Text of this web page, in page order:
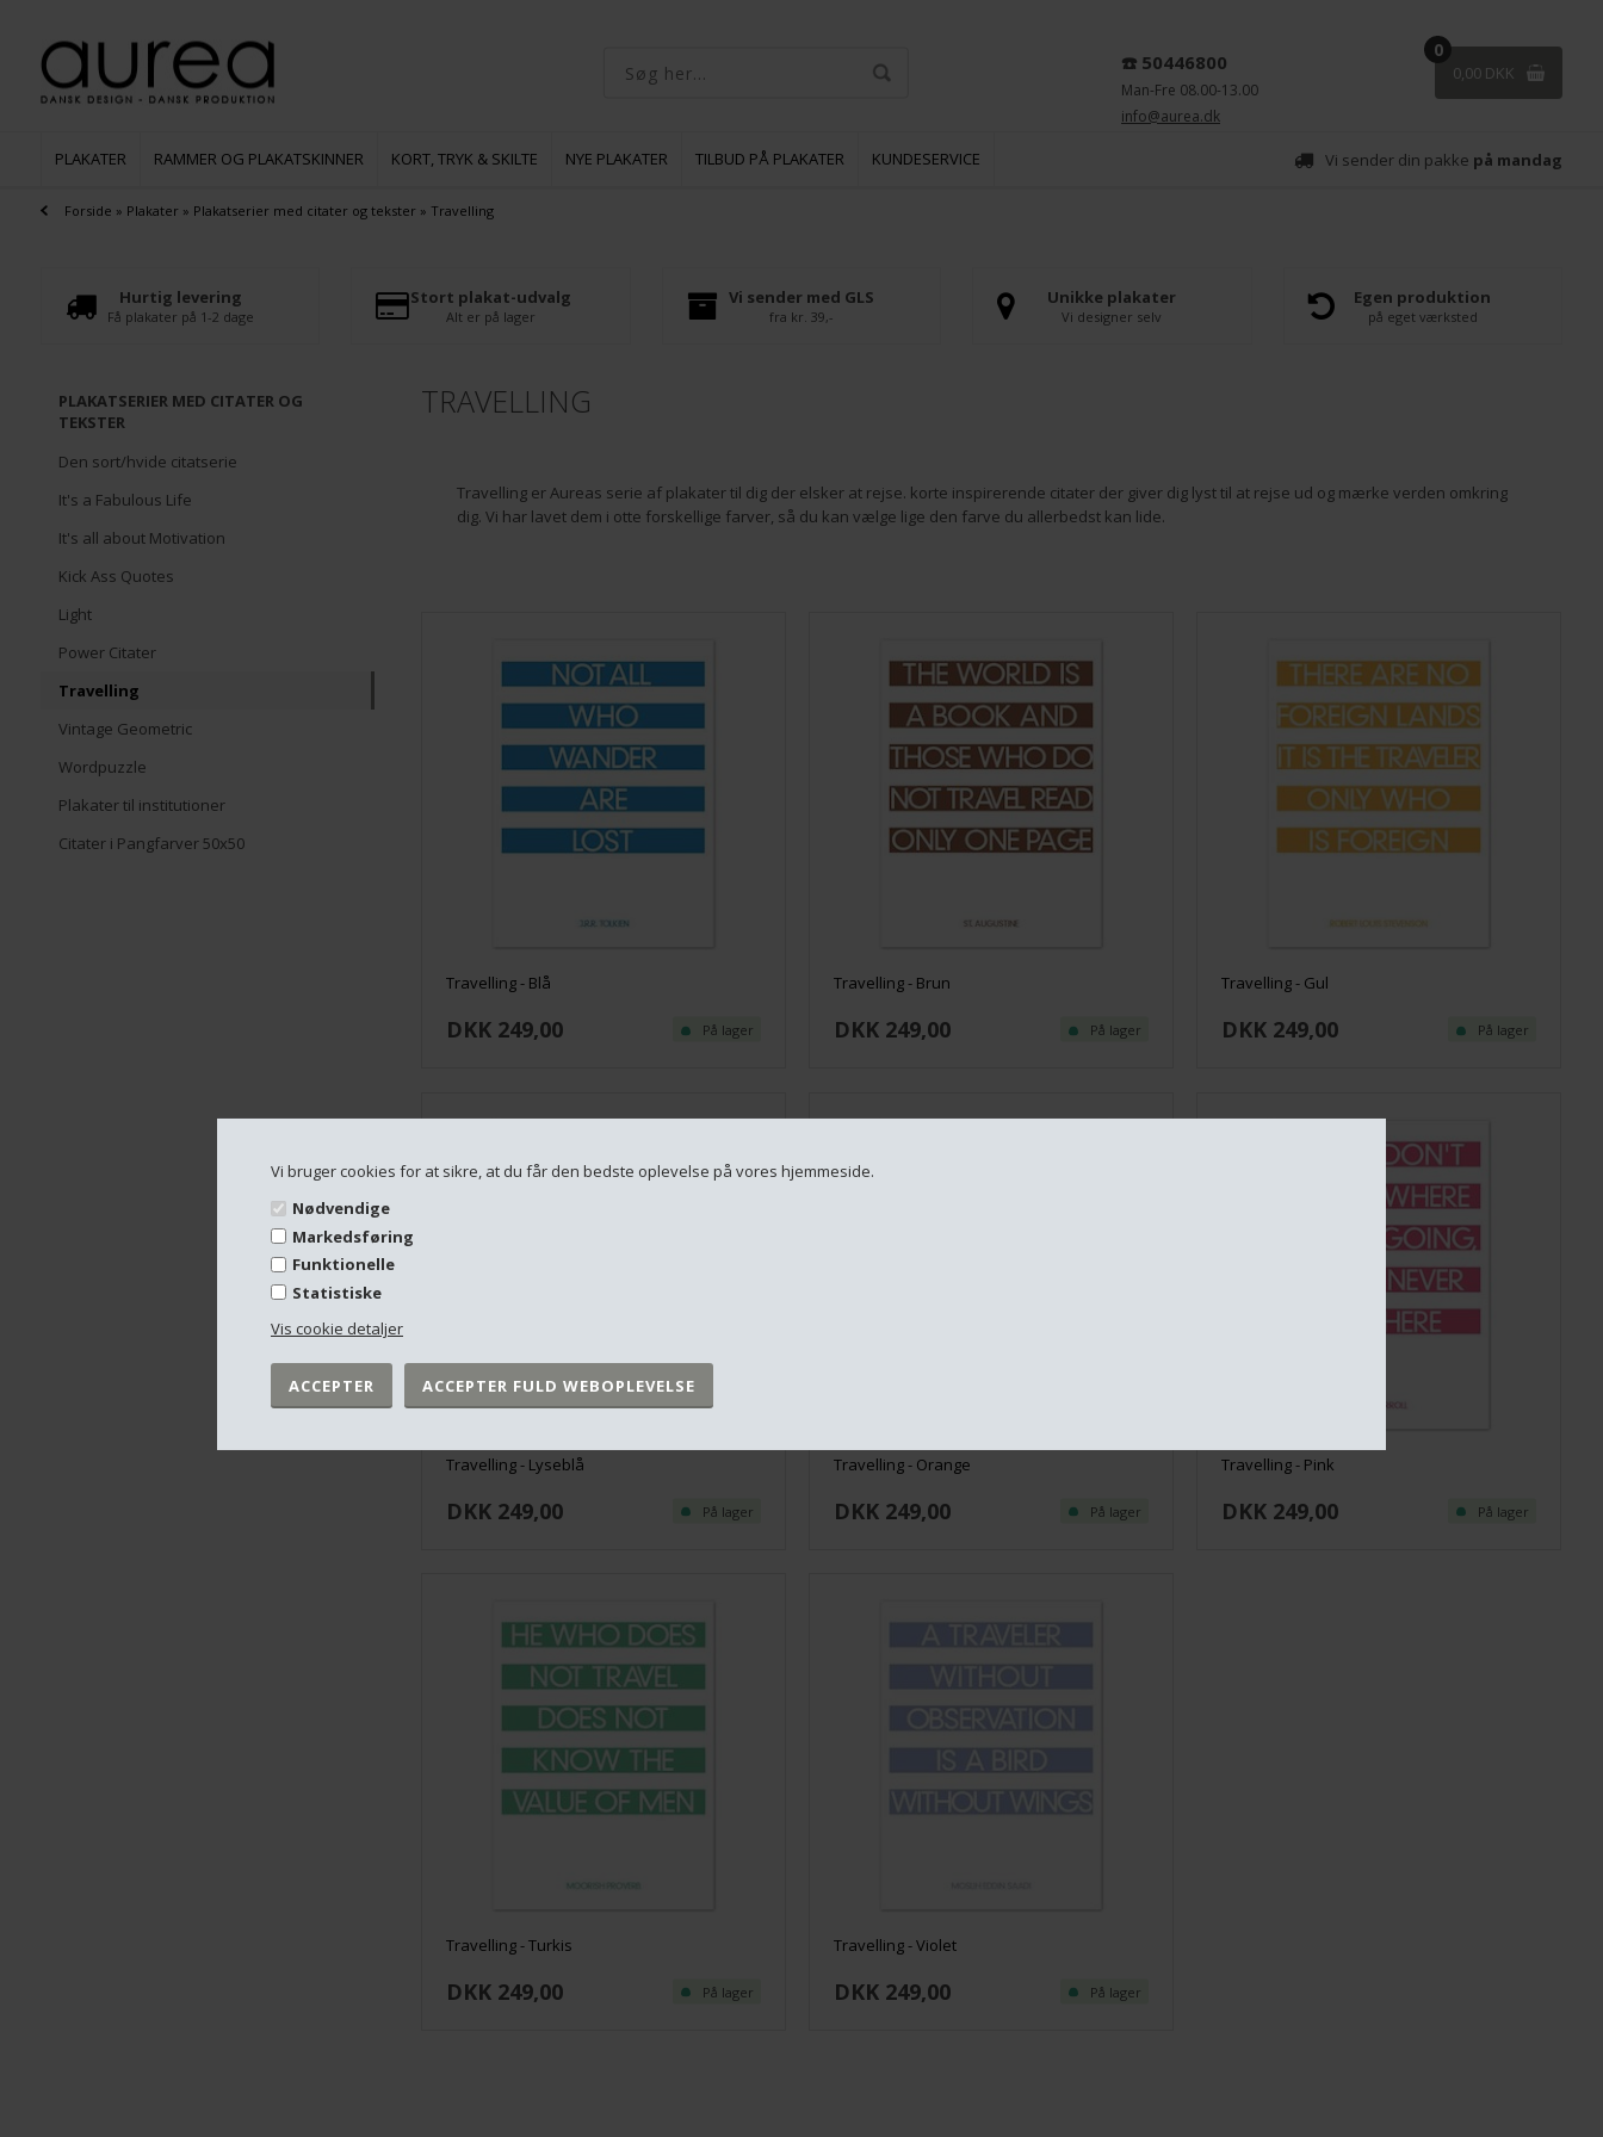
Vi bruger cookies for at sikre, at du får den bedste oplevelse på vores hjemmeside.
Nødvendige
Markedsføring
Funktionelle
Statistiske
Vis cookie detaljer
0
0,00 DKK
☎️ 50446800
Man-Fre 08.00-13.00
info@aurea.dk
Vi sender din pakke på mandag
PLAKATER RAMMER OG PLAKATSKINNER KORT, TRYK & SKILTE NYE PLAKATER TILBUD PÅ PLAKATER KUNDESERVICE
Forside » Plakater » Plakatserier med citater og tekster » Travelling
Hurtig levering
Få plakater på 1-2 dage
Stort plakat-udvalg
Alt er på lager
Vi sender med GLS
fra kr. 39,-
Unikke plakater
Vi designer selv
Egen produktion
på eget værksted
PLAKATSERIER MED CITATER OG
TEKSTER
Den sort/hvide citatserie
It's a Fabulous Life
It's all about Motivation
Kick Ass Quotes
Light
Power Citater
Travelling
Vintage Geometric
Wordpuzzle
Plakater til institutioner
Citater i Pangfarver 50x50
TRAVELLING
Travelling er Aureas serie af plakater til dig der elsker at rejse. korte inspirerende citater der giver dig lyst til at rejse ud og mærke verden omkring
dig. Vi har lavet dem i otte forskellige farver, så du kan vælge lige den farve du allerbedst kan lide.
Travelling - Blå
DKK 249,00 På lager
Travelling - Brun
DKK 249,00 På lager
Travelling - Gul
DKK 249,00 På lager
Travelling - Lyseblå
DKK 249,00 På lager
Travelling - Orange
DKK 249,00 På lager
Travelling - Pink
DKK 249,00 På lager
Travelling - Turkis
DKK 249,00 På lager
Travelling - Violet
DKK 249,00 På lager